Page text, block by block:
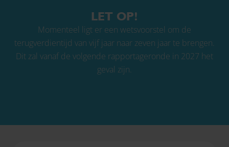
LET OP!
Momenteel ligt er een wetsvoorstel om de
terugverdientijd van vijf jaar naar zeven jaar te brengen.
Dit zal vanaf de volgende rapportageronde in 2027 het
geval zijn.